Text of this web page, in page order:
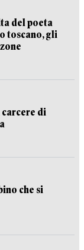
del poeta
toscano, gli
carcere di
che si